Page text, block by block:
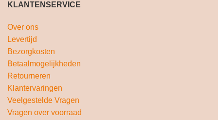
KLANTENSERVICE
Over ons
Levertijd
Bezorgkosten
Betaalmogelijkheden
Retourneren
Klantervaringen
Veelgestelde Vragen
Vragen over voorraad